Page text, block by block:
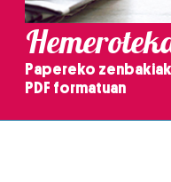
Papereko zenbakiak
PDF formatuan